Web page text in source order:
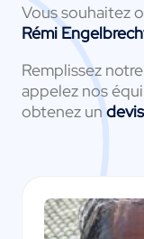
Vous souhaitez
Rémi
Remplissez
appelez nos
obtenez un